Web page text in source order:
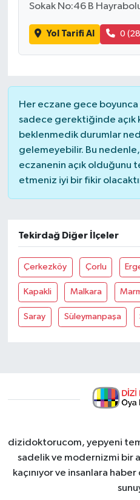
Sokak No:46 B
Yol Tarifi Al 0
Her eczane gece boyunca
sadece gerektiğinde açık
beklenmedik durumlar
gelemeyebilir. Bu
eczanenin açık olduğunu
etmeniz iyi bir fikir
Tekirdağ Diğer İlçeler
Çerkezköy Çorlu
Kapakli Malkara
Saray Süleymanpaşa
dizidoktorucom, yepyeni
sadelik ve modernizmi bir
kaçınıyor ve insanlara